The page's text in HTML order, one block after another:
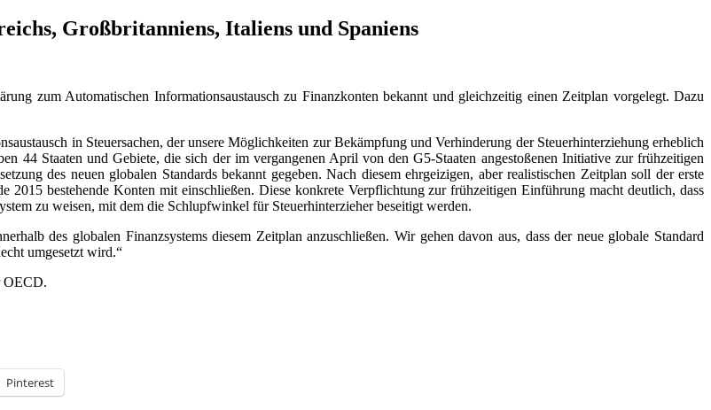
Großbritanniens, Italiens und Spaniens
zum Automatischen Informationsaustausch zu Finanzkonten bekannt und gleichzeitig einen Zeitplan vorgelegt. Dazu
in Steuersachen, der unsere Möglichkeiten zur Bekämpfung und Verhinderung der Steuerhinterziehung erheblich
44 Staaten und Gebiete, die sich der im vergangenen April von den G5-Staaten angestoßenen Initiative zur frühzeitigen
des neuen globalen Standards bekannt gegeben. Nach diesem ehrgeizigen, aber realistischen Zeitplan soll der erste
2015 bestehende Konten mit einschließen. Diese konkrete Verpflichtung zur frühzeitigen Einführung macht deutlich, dass
zu weisen, mit dem die Schlupfwinkel für Steuerhinterzieher beseitigt werden.
des globalen Finanzsystems diesem Zeitplan anzuschließen. Wir gehen davon aus, dass der neue globale Standard
umgesetzt wird.“
OECD.
Pinterest